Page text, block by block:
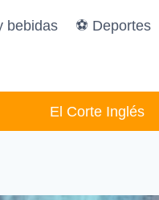
bebidas ️⚽️ Deportes
El Corte Inglés